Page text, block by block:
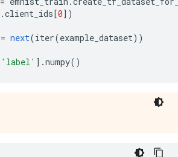
.client_ids[0])
= next(iter(example_dataset))
'label' ].numpy()